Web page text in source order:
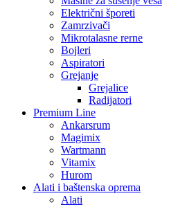
Električni šporeti
Zamrzivači
Mikrotalasne rerne
Bojleri
Aspiratori
Grejanje
Grejalice
Radijatori
Premium Line
Ankarsrum
Magimix
Wartmann
Vitamix
Hurom
Alati i baštenska oprema
Alati